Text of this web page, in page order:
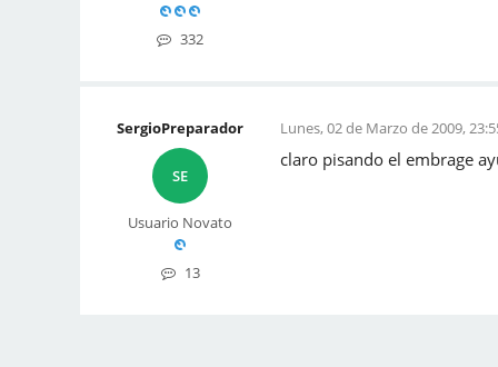
332
SergioPreparador
SE
Usuario Novato
13
Lunes, 02 de Marzo de 2009,
claro pisando el embrage